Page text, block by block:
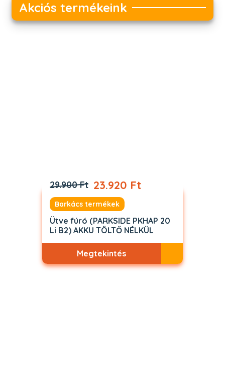
Akciós termékeink
29.900 Ft 23.920 Ft
Barkács termékek
Ütve fúró (PARKSIDE PKHAP 20
Li B2) AKKU TÖLTŐ NÉLKÜL
Megtekintés